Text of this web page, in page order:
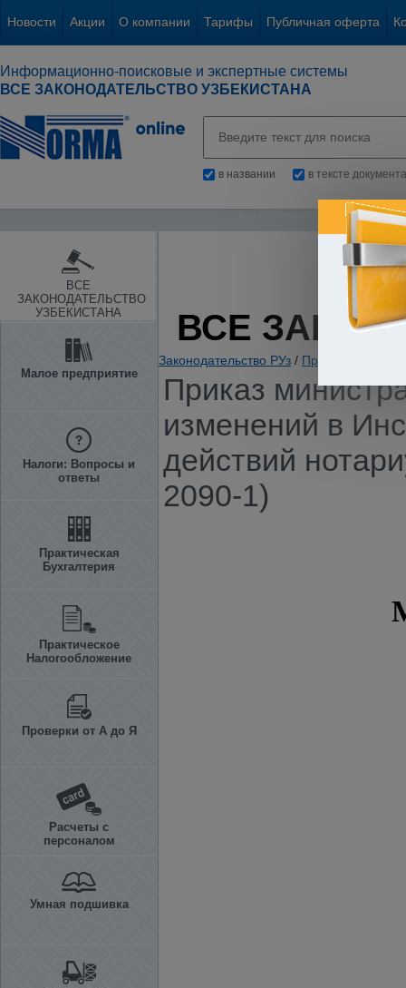
Новости Акции О компании Тарифы Публичная оферта
Информационно-поисковые и экспертные системы
ВСЕ ЗАКОНОДАТЕЛЬСТВО УЗБЕКИСТАНА
в названии в тексте документа
ВСЕ
ЗАКОНОДАТЕЛЬСТВО
УЗБЕКИСТАНА
Малое предприятие
Налоги: Вопросы и
ответы
Практическая
Бухгалтерия
Практическое
Налогообложение
Проверки от А до Я
Расчеты с
персоналом
Умная подшивка
ВСЕ
Законодательство РУз / Прокуратура.
Приказ
изменений в
действий
2090-1)